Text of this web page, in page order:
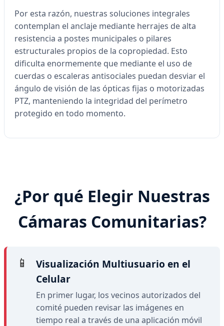
Por esta razón, nuestras soluciones integrales
contemplan el anclaje mediante herrajes de alta
resistencia a postes municipales o pilares
estructurales propios de la copropiedad. Esto
dificulta enormemente que mediante el uso de
cuerdas o escaleras antisociales puedan desviar el
ángulo de visión de las ópticas fijas o motorizadas
PTZ, manteniendo la integridad del perímetro
protegido en todo momento.
¿Por qué Elegir Nuestras
Cámaras Comunitarias?
📱
Visualización Multiusuario en el
Celular
En primer lugar, los vecinos autorizados del
comité pueden revisar las imágenes en
tiempo real a través de una aplicación móvil